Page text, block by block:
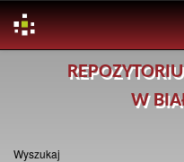
W
Wyszukaj